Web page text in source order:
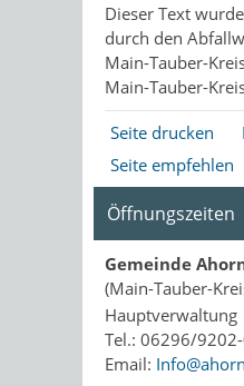
Dieser Text
durch den
Main-Tauber-
Main-Tauber-
Seite drucken
Seite empfehlen
Öffnungszeiten
Gemeinde
(Main-Tauber-
Hauptverwaltung
Tel.: 06296/
Email: